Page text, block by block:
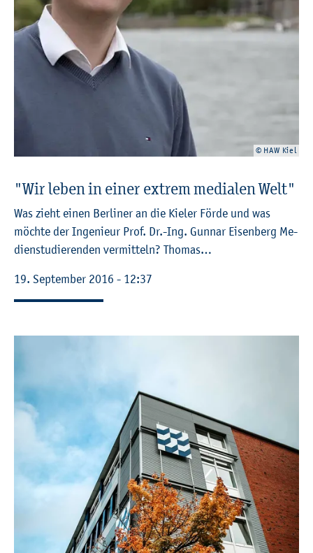
© HAW Kiel
"Wir leben in einer ex­trem me­dia­len Welt"
Was zieht einen Ber­li­ner an die Kie­ler Förde und was
möch­te der In­ge­nieur Prof. Dr.-Ing. Gun­nar Ei­sen­berg Me­
di­en­stu­die­ren­den ver­mit­teln? Tho­mas…
19. Sep­tem­ber 2016 - 12:37